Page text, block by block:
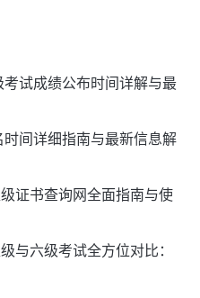
试成绩公布时间详解与最
间详细指南与最新信息解
证书查询网全面指南与使
与六级考试全方位对比：